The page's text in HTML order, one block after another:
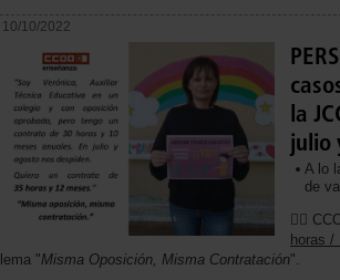
10/10/2022
la
julio
A lo
de
✊🏼
horas /
lema "Misma Oposición, Misma Contratación".